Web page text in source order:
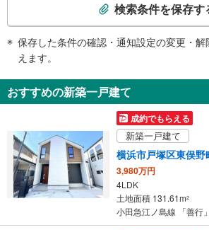
知
を
け
取
る
・
条
検索条件を保存す
保存した条件の確認・通知設定の変更・解
えます。
おすすめの新築一戸建て
成約でもらえる
新築一戸建て
横浜市戸塚区東俣野
3,980万円
4LDK
土地面積 131.61m2
小田急江ノ島線 「善行